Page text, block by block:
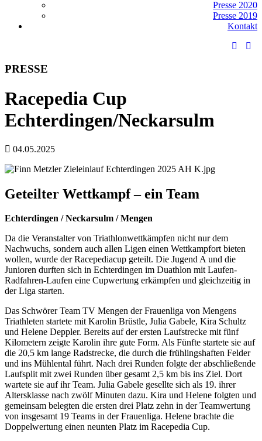
Presse 2020
Presse 2019
Kontakt
PRESSE
Racepedia Cup
Echterdingen/Neckarsulm
04.05.2025
Geteilter Wettkampf – ein Team
Echterdingen / Neckarsulm / Mengen
Da die Veranstalter von Triathlonwettkämpfen nicht nur dem
Nachwuchs, sondern auch allen Ligen einen Wettkampfort bieten
wollen, wurde der Racepediacup geteilt. Die Jugend A und die
Junioren durften sich in Echterdingen im Duathlon mit Laufen-
Radfahren-Laufen eine Cupwertung erkämpfen und gleichzeitig in
der Liga starten.
Das Schwörer Team TV Mengen der Frauenliga von Mengens
Triathleten startete mit Karolin Brüstle, Julia Gabele, Kira Schultz
und Helene Deppler. Bereits auf der ersten Laufstrecke mit fünf
Kilometern zeigte Karolin ihre gute Form. Als Fünfte startete sie auf
die 20,5 km lange Radstrecke, die durch die frühlingshaften Felder
und ins Mühlental führt. Nach drei Runden folgte der abschließende
Laufsplit mit zwei Runden über gesamt 2,5 km bis ins Ziel. Dort
wartete sie auf ihr Team. Julia Gabele gesellte sich als 19. ihrer
Altersklasse nach zwölf Minuten dazu. Kira und Helene folgten und
gemeinsam belegten die ersten drei Platz zehn in der Teamwertung
von insgesamt 19 Teams in der Frauenliga. Helene brachte die
Doppelwertung einen neunten Platz im Racepedia Cup.